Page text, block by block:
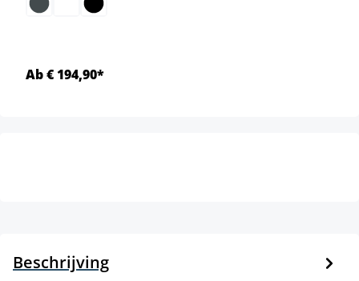
Ab € 194,90*
Beschrijving